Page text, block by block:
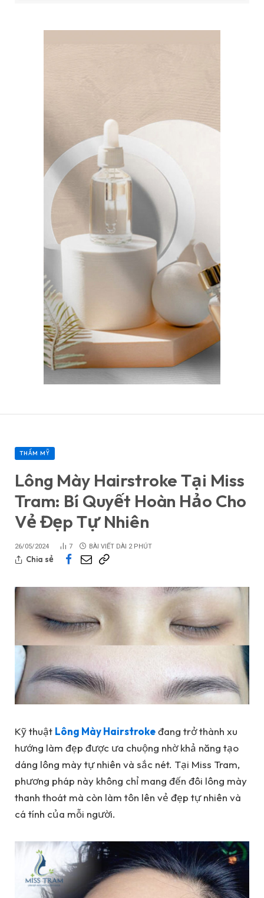
THẨM MỸ
Lông Mày Hairstroke Tại Miss
Tram: Bí Quyết Hoàn Hảo Cho
Vẻ Đẹp Tự Nhiên
26/05/2024 7 BÀI VIẾT DÀI 2 PHÚT
Chia sẻ
Kỹ thuật Lông Mày Hairstrokeđang trở thành xu
hướng làm đẹp được ưa chuộng nhờ khả năng tạo
dáng lông mày tự nhiên và sắc nét. Tại Miss Tram,
phương pháp này không chỉ mang đến đôi lông mày
thanh thoát mà còn làm tôn lên vẻ đẹp tự nhiên và
cá tính của mỗi người.